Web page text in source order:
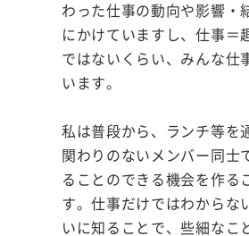
わった仕事の動向や影響・
にかけていますし、仕事＝
ではないくらい、みんな仕
います。
私は普段から、ランチ等を
関わりのないメンバー同士
ることのできる機会を作る
す。仕事だけではわからな
いに知ることで、些細なこ